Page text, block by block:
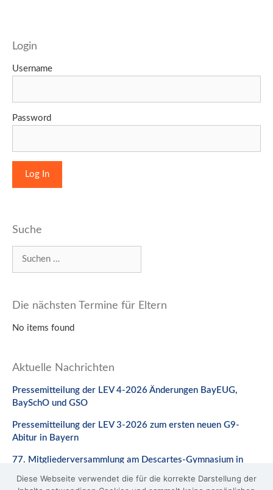
Login
Username
Password
Suche
Die nächsten Termine für Eltern
No items found
Aktuelle Nachrichten
Pressemitteilung der LEV 4-2026 Änderungen BayEUG,
BaySchO und GSO
Pressemitteilung der LEV 3-2026 zum ersten neuen G9-
Abitur in Bayern
77. Mitgliederversammlung am Descartes-Gymnasium in
Diese Webseite verwendet die für die korrekte Darstellung der